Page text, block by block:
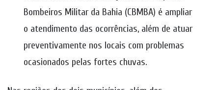
Bombeiros Militar da Bahia (CBMBA) é ampliar
o atendimento das ocorrências, além de atuar
preventivamente nos locais com problemas
ocasionados pelas fortes chuvas.